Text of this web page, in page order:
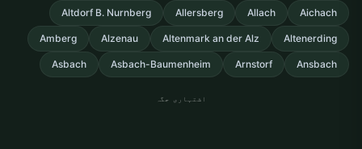
Aichach
Allach
Allersberg
Altdorf B. Nurnberg
Altenerding
Altenmark an der Alz
Alzenau
Amberg
Ansbach
Arnstorf
Asbach-Baumenheim
Asbach
اشتہاری جگہ